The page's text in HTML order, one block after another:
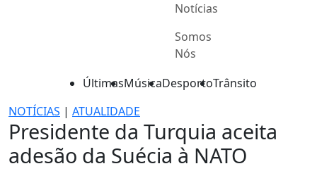
Notícias
Somos
Nós
ÚltimasMúsicaDesportoTrânsito
NOTÍCIAS | ATUALIDADE
Presidente da Turquia aceita
adesão da Suécia à NATO